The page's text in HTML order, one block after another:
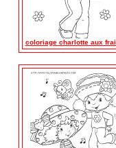
coloriage charlotte aux